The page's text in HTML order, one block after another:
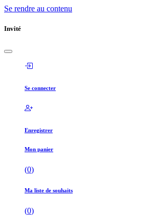
Se rendre au contenu
Invité
Se connecter
Enregistrer
Mon panier
(0)
Ma liste de souhaits
(0)